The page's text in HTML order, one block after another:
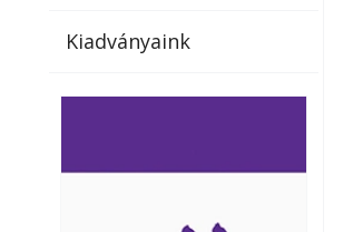
az otthonában, útközben vagy
elérhetők lapszámaink. Bárhol,
Kiadványaink